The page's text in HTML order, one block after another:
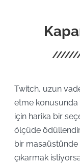
Twitch, uzun
etme
için harika bir
ölçüde
bir masaüstünde
çıkarmak